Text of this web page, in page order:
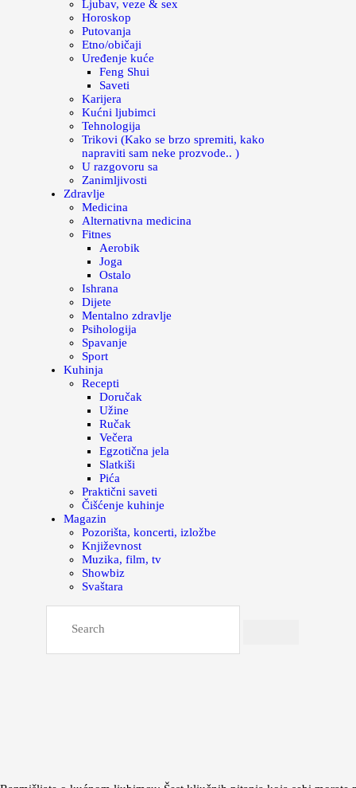
Ljubav, veze & sex
Horoskop
Putovanja
Etno/običaji
Uređenje kuće
Feng Shui
Saveti
Karijera
Kućni ljubimci
Tehnologija
Trikovi (Kako se brzo spremiti, kako
napraviti sam neke prozvode.. )
U razgovoru sa
Zanimljivosti
Zdravlje
Medicina
Alternativna medicina
Fitnes
Aerobik
Joga
Ostalo
Ishrana
Dijete
Mentalno zdravlje
Psihologija
Spavanje
Sport
Kuhinja
Recepti
Doručak
Užine
Ručak
Večera
Egzotična jela
Slatkiši
Pića
Praktični saveti
Čišćenje kuhinje
Magazin
Pozorišta, koncerti, izložbe
Književnost
Muzika, film, tv
Showbiz
Svaštara